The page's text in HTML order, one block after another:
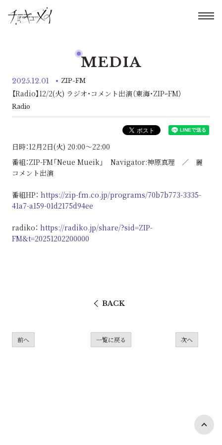
MEDIA
2025.12.01 ZIP-FM
【Radio】12/2(火) ラジオ・コメント出演（東海・ZIPｰFM）
Radio
日時：12月2日(火) 20:00〜22:00
番組：ZIP-FM「Neue Mueik」 Navigator:神原真理 ／ 麗
コメント出演
番組HP： https://zip-fm.co.jp/programs/70b7b773-3335-
41a7-a159-01d2175d94ee
radiko： https://radiko.jp/share/?sid=ZIP-
FM&t=20251202200000
BACK
前へ 一覧に戻る 次へ